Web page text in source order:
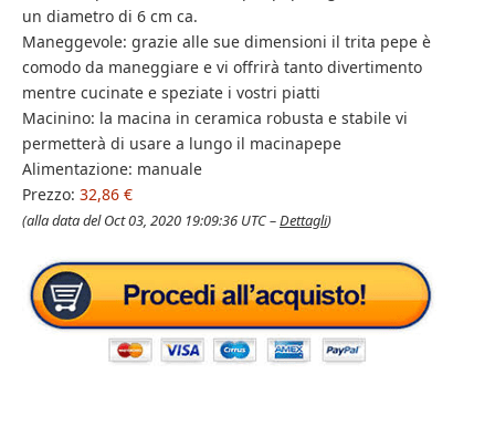
un diametro di 6 cm ca.
Maneggevole: grazie alle sue dimensioni il trita pepe è
comodo da maneggiare e vi offrirà tanto divertimento
mentre cucinate e speziate i vostri piatti
Macinino: la macina in ceramica robusta e stabile vi
permetterà di usare a lungo il macinapepe
Alimentazione: manuale
Prezzo: 32,86 €
(alla data del Oct 03, 2020 19:09:36 UTC –Dettagli)